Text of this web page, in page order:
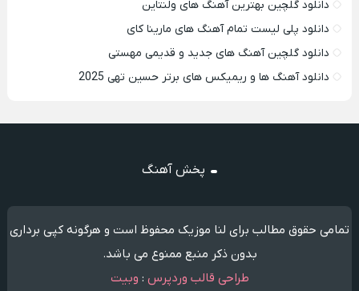
دانلود گلچین بهترین آهنگ های ولنتاین
دانلود پلی لیست تمام آهنگ های مارینا کای
دانلود گلچین آهنگ های جدید و قدیمی مهستی
دانلود آهنگ ها و ریمیکس های برتر حسین تهی 2025
پخش آهنگ
تمامی حقوق مطالب برای لنا موزیک محفوظ است و هرگونه کپی برداری
بدون ذکر منبع ممنوع می باشد.
طراحی قالب وردپرس : وبیت